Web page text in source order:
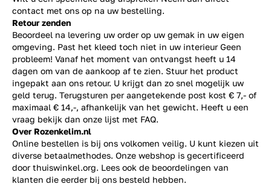
contact met ons op na uw bestelling.
Retour zenden
Beoordeel na levering uw order op uw gemak in uw eigen
omgeving. Past het kleed toch niet in uw interieur Geen
probleem! Vanaf het moment van ontvangst heeft u 14
dagen om van de aankoop af te zien. Stuur het product
ingepakt aan ons retour. U krijgt dan zo snel mogelijk uw
geld terug. Terugsturen per aangetekende post kost € 7,- of
maximaal € 14,-, afhankelijk van het gewicht. Heeft u een
vraag bekijk dan onze lijst met FAQ.
Over Rozenkelim.nl
Online bestellen is bij ons volkomen veilig. U kunt kiezen uit
diverse betaalmethodes. Onze webshop is gecertificeerd
door thuiswinkel.org. Lees ook de beoordelingen van
klanten die eerder bij ons besteld hebben.